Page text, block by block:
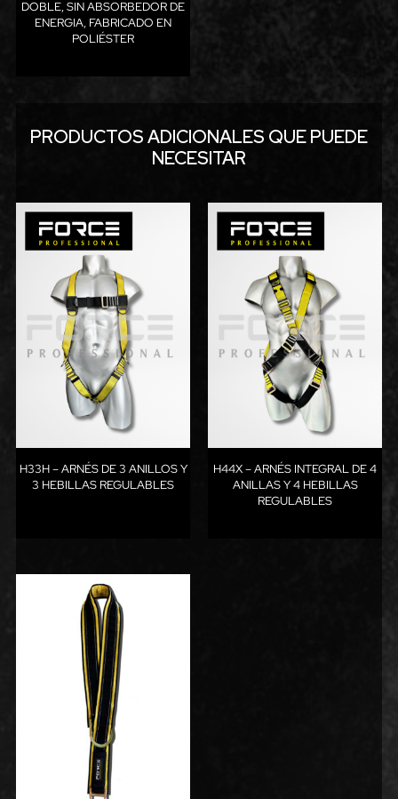
DOBLE, SIN ABSORBEDOR DE
ENERGIA, FABRICADO EN
POLIÉSTER
PRODUCTOS ADICIONALES QUE PUEDE
NECESITAR
H33H – ARNÉS DE 3 ANILLOS Y
3 HEBILLAS REGULABLES
H44X – ARNÉS INTEGRAL DE 4
ANILLAS Y 4 HEBILLAS
REGULABLES